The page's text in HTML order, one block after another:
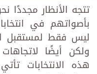
تتجه الأنظار مجددًا
بأصواتهم في
ليس فقط لمستقبل
ولكن أيضًا لاتجاهات
هذه الانتخابات